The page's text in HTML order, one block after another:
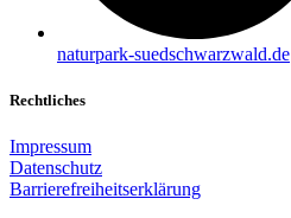
naturpark-suedschwarzwald.de
Rechtliches
Impressum
Datenschutz
Barrierefreiheitserklärung